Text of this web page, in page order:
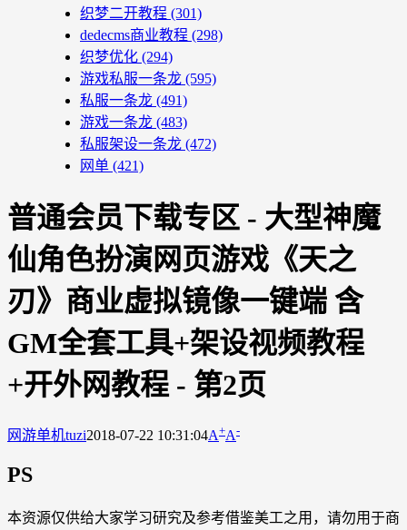
织梦二开教程 (301)
dedecms商业教程 (298)
织梦优化 (294)
游戏私服一条龙 (595)
私服一条龙 (491)
游戏一条龙 (483)
私服架设一条龙 (472)
网单 (421)
普通会员下载专区 - 大型神魔
仙角色扮演网页游戏《天之
刃》商业虚拟镜像一键端 含
GM全套工具+架设视频教程
+开外网教程 - 第2页
网游单机tuzi2018-07-22 10:31:04A+A-
PS
本资源仅供给大家学习研究及参考借鉴美工之用，请勿用于商